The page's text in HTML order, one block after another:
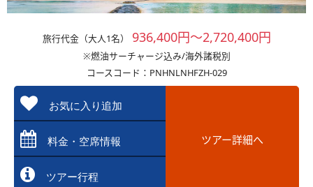
旅行代金（大人1名） 936,400円～2,720,400円
※燃油サーチャージ込み/海外諸税別
コースコード：PNHNLNHFZH-029
お気に入り追加
料金・空席情報
ツアー行程
ツアー詳細へ